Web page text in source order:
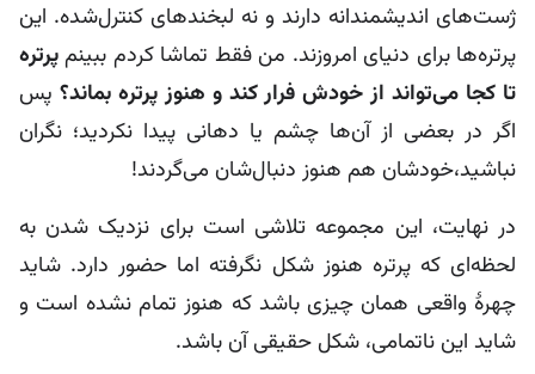
ژست‌های اندیشمندانه دارند و نه لبخندهای کنترل‌شده. این
پرتره‌ها برای دنیای امروزند. من فقط تماشا کردم ببینمپرتره
تا کجا می‌تواند از خودش فرار کند و هنوز پرتره بماند؟ پس
اگر در بعضی از آن‌ها چشم یا دهانی پیدا نکردید؛ نگران
نباشید،خودشان هم هنوز دنبال‌شان می‌گردند!
در نهایت، این مجموعه تلاشی است برای نزدیک شدن به
لحظه‌ای که پرتره هنوز شکل نگرفته اما حضور دارد. شاید
چهرۀ واقعی همان چیزی باشد که هنوز تمام نشده است و
شاید این ناتمامی، شکل حقیقی آن باشد.